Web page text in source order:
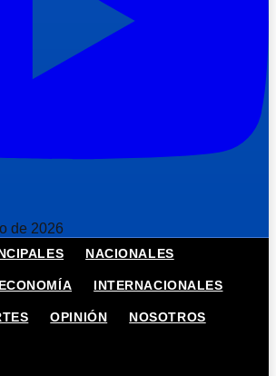
de 2026
NACIONALES
ECONOMÍA INTERNACIONALES
OPINIÓN NOSOTROS